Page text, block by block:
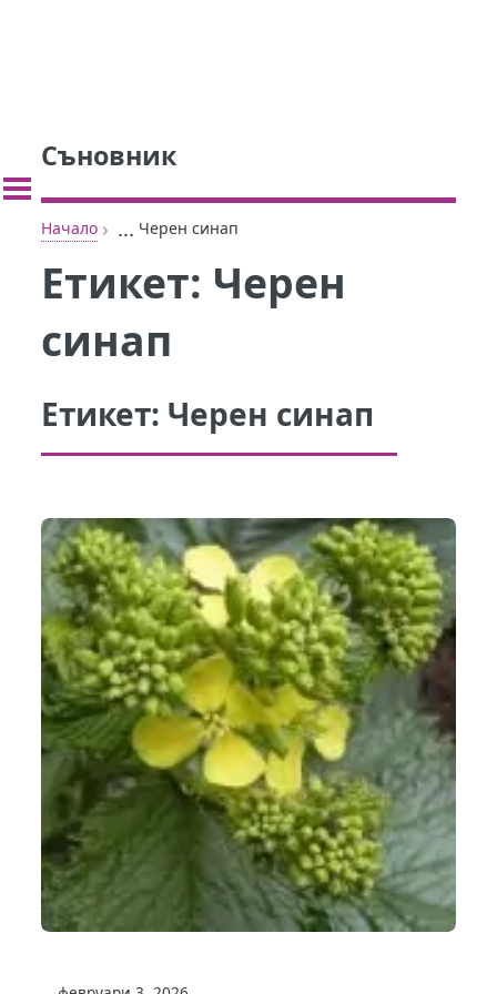
Съновник
Начало › ... Черен синап
Етикет: Черен
синап
Етикет: Черен синап